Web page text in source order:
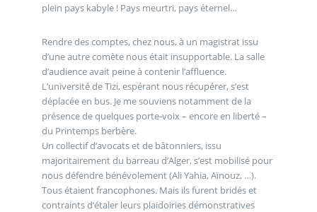
plein pays kabyle ! Pays meurtri, pays éternel…
Rendre des comptes, chez nous, à un magistrat issu
d’une autre comète nous était insupportable. La salle
d’audience avait peine à contenir l’affluence.
L’université de Tizi, espérant nous récupérer, s’est
déplacée en bus. Je me souviens notamment de la
présence de quelques porte-voix – encore en liberté –
du Printemps berbère.
Un collectif d’avocats et de bâtonniers, issu
majoritairement du barreau d’Alger, s’est mobilisé pour
nous défendre bénévolement (Ali Yahia, Aïnouz, …).
Tous étaient francophones. Mais ils furent bridés et
contraints d’étaler leurs plaidoiries démonstratives